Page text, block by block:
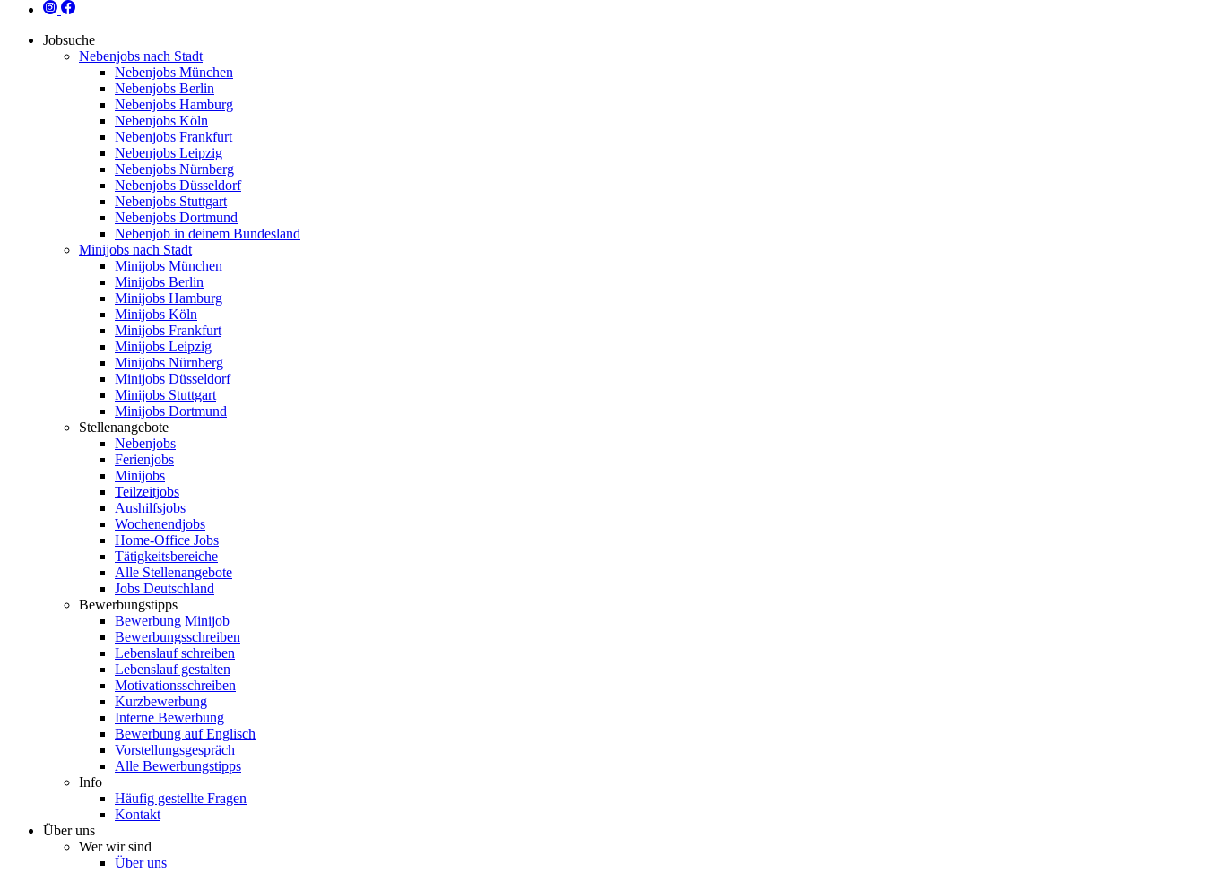
Jobsuche
Nebenjobs nach Stadt
Nebenjobs München
Nebenjobs Berlin
Nebenjobs Hamburg
Nebenjobs Köln
Nebenjobs Frankfurt
Nebenjobs Leipzig
Nebenjobs Nürnberg
Nebenjobs Düsseldorf
Nebenjobs Stuttgart
Nebenjobs Dortmund
Nebenjob in deinem Bundesland
Minijobs nach Stadt
Minijobs München
Minijobs Berlin
Minijobs Hamburg
Minijobs Köln
Minijobs Frankfurt
Minijobs Leipzig
Minijobs Nürnberg
Minijobs Düsseldorf
Minijobs Stuttgart
Minijobs Dortmund
Stellenangebote
Nebenjobs
Ferienjobs
Minijobs
Teilzeitjobs
Aushilfsjobs
Wochenendjobs
Home-Office Jobs
Tätigkeitsbereiche
Alle Stellenangebote
Jobs Deutschland
Bewerbungstipps
Bewerbung Minijob
Bewerbungsschreiben
Lebenslauf schreiben
Lebenslauf gestalten
Motivationsschreiben
Kurzbewerbung
Interne Bewerbung
Bewerbung auf Englisch
Vorstellungsgespräch
Alle Bewerbungstipps
Info
Häufig gestellte Fragen
Kontakt
Über uns
Wer wir sind
Über uns